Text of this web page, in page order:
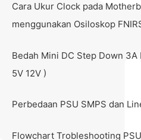
Cara Ukur Clock pada
menggunakan Osiloskop
Bedah Mini DC Step Down
5V 12V )
Perbedaan PSU SMPS dan
Flowchart Trobleshooting